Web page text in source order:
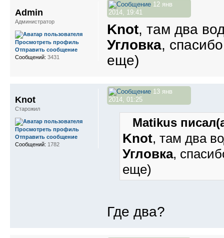
12 янв
2014, 19:41
Knot, там два
Угловка,
еще)
Admin
Администратор
Просмотреть профиль
Отправить сообщение
Сообщений: 3431
13 янв
2014, 01:25
Matikus
Knot, там два
Угловка,
еще)
Где два?
Knot
Старожил
Просмотреть профиль
Отправить сообщение
Сообщений: 1782